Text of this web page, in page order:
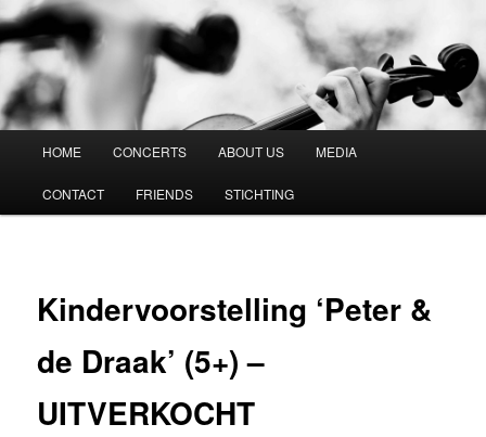
Vespucci Kwartet
Spring
naar
primaire
HOME CONCERTS ABOUT US MEDIA
CONTACT FRIENDS STICHTING
Kindervoorstelling ‘Peter &
de Draak’ (5+) –
UITVERKOCHT